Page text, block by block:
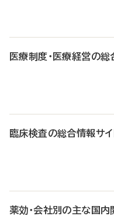
医療制度・医療経営の総
臨床検査の総合情報サイ
薬効・会社別の主な国内